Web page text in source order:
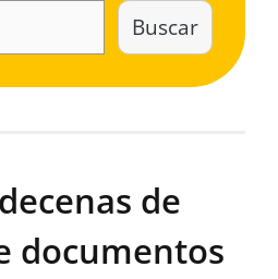
Buscar
de
documentos